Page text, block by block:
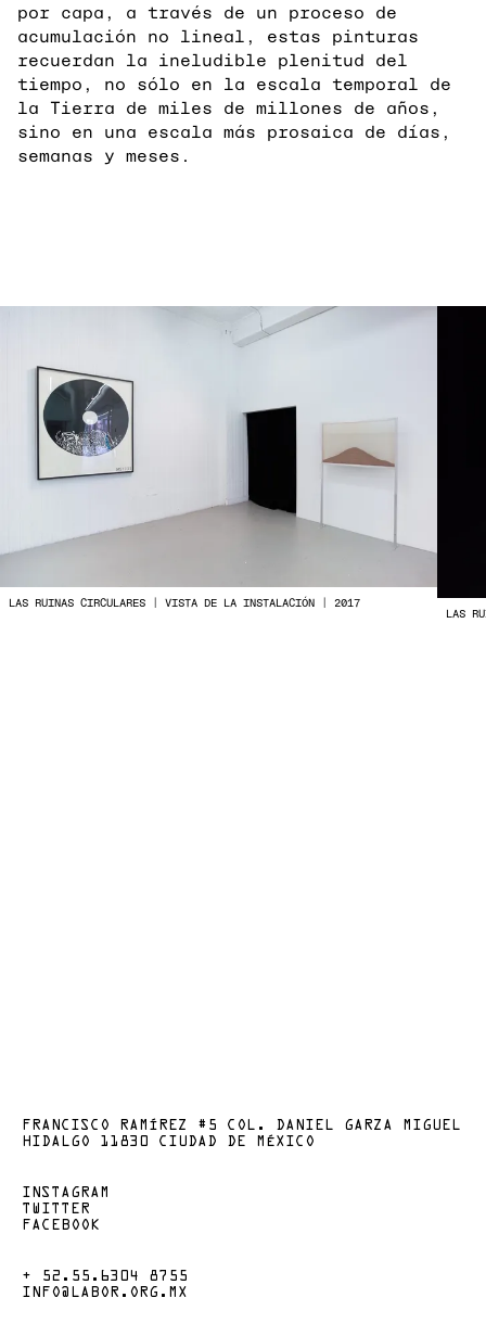
por capa, a través de un proceso de
acumulación no lineal, estas pinturas
recuerdan la ineludible plenitud del
tiempo, no sólo en la escala temporal de
la Tierra de miles de millones de años,
sino en una escala más prosaica de días,
semanas y meses.
LAS RUINAS CIRCULARES | VISTA DE LA INSTALACIÓN | 2017
LAS
FRANCISCO RAMÍREZ #5 COL. DANIEL GARZA MIGUEL
HIDALGO 11830 CIUDAD DE MÉXICO
INSTAGRAM
TWITTER
FACEBOOK
+ 52.55.6304 8755
INFO@LABOR.ORG.MX